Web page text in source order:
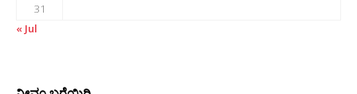
31
« Jul